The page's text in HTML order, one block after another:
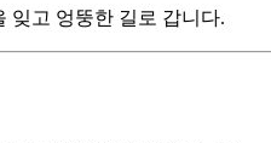
잊고 엉뚱한 길로 갑니다.